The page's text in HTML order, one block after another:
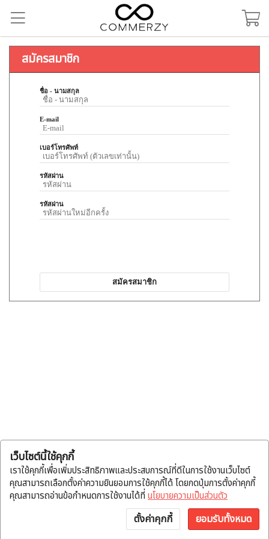
แจ้งโอน บัญชี พูดคุย
เว็บไซต์นี้ใช้คุกกี้
เราใช้คุกกี้เพื่อเพิ่มประสิทธิภาพและประสบการณ์ที่ดีในการใช้งานเว็บไซต์
คุณสามารถเลือกตั้งค่าความยินยอมการใช้คุกกี้ได้ โดยกดปุ่มการตั้งค่าคุกกี้
คุณสามารถอ่านข้อกำหนดการใช้งานได้ที่ นโยบายความเป็นส่วนตัว
ตั้งค่าคุกกี้ ยอมรับทั้งหมด
สมัครสมาชิก
ชื่อ - นามสกุล
E-mail
เบอร์โทรศัพท์
รหัสผ่าน
รหัสผ่าน
สมัครสมาชิก